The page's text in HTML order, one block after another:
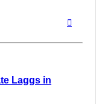
Laggs in